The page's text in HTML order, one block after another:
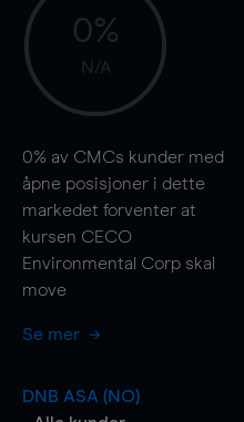
0%
N/A
0% av CMCs kunder med
åpne posisjoner i dette
markedet forventer at
kursen CECO
Environmental Corp skal
move
Se mer
DNB ASA (NO)